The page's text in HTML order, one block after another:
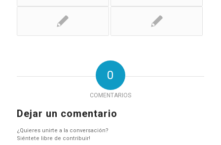
0
COMENTARIOS
Dejar un comentario
¿Quieres unirte a la conversación?
Siéntete libre de contribuir!